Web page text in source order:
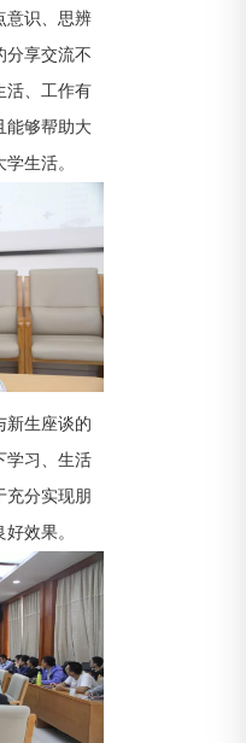
意识、思辨
分享交流不
活、工作有
能够帮助大
生活。
新生座谈的
学习、生活
充分实现朋
效果。